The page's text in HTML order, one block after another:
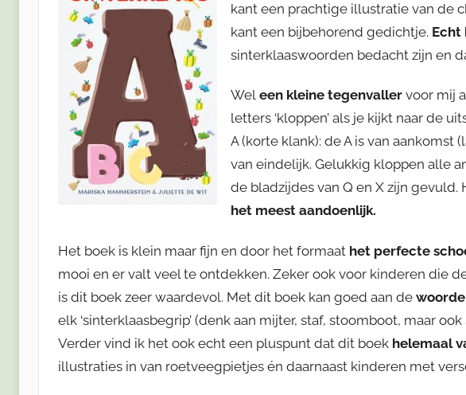
kant een prachtige illustratie van de
kant een bijbehorend gedichtje. Echt
sinterklaaswoorden bedacht zijn en
Wel een kleine tegenvaller voor mij
letters ‘kloppen’ als je kijkt naar de
A (korte klank): de A is van aankomst
van eindelijk. Gelukkig kloppen alle
de bladzijdes van Q en X zijn
het meest aandoenlijk.
Het boek is klein maar fijn en door het formaat het perfecte
mooi en er valt veel te ontdekken. Zeker ook voor kinderen die
is dit boek zeer waardevol. Met dit boek kan goed aan de
elk ‘sinterklaasbegrip’ (denk aan mijter, staf, stoomboot, maar
Verder vind ik het ook echt een pluspunt dat dit boek helemaal
illustraties in van roetveegpietjes én daarnaast kinderen met